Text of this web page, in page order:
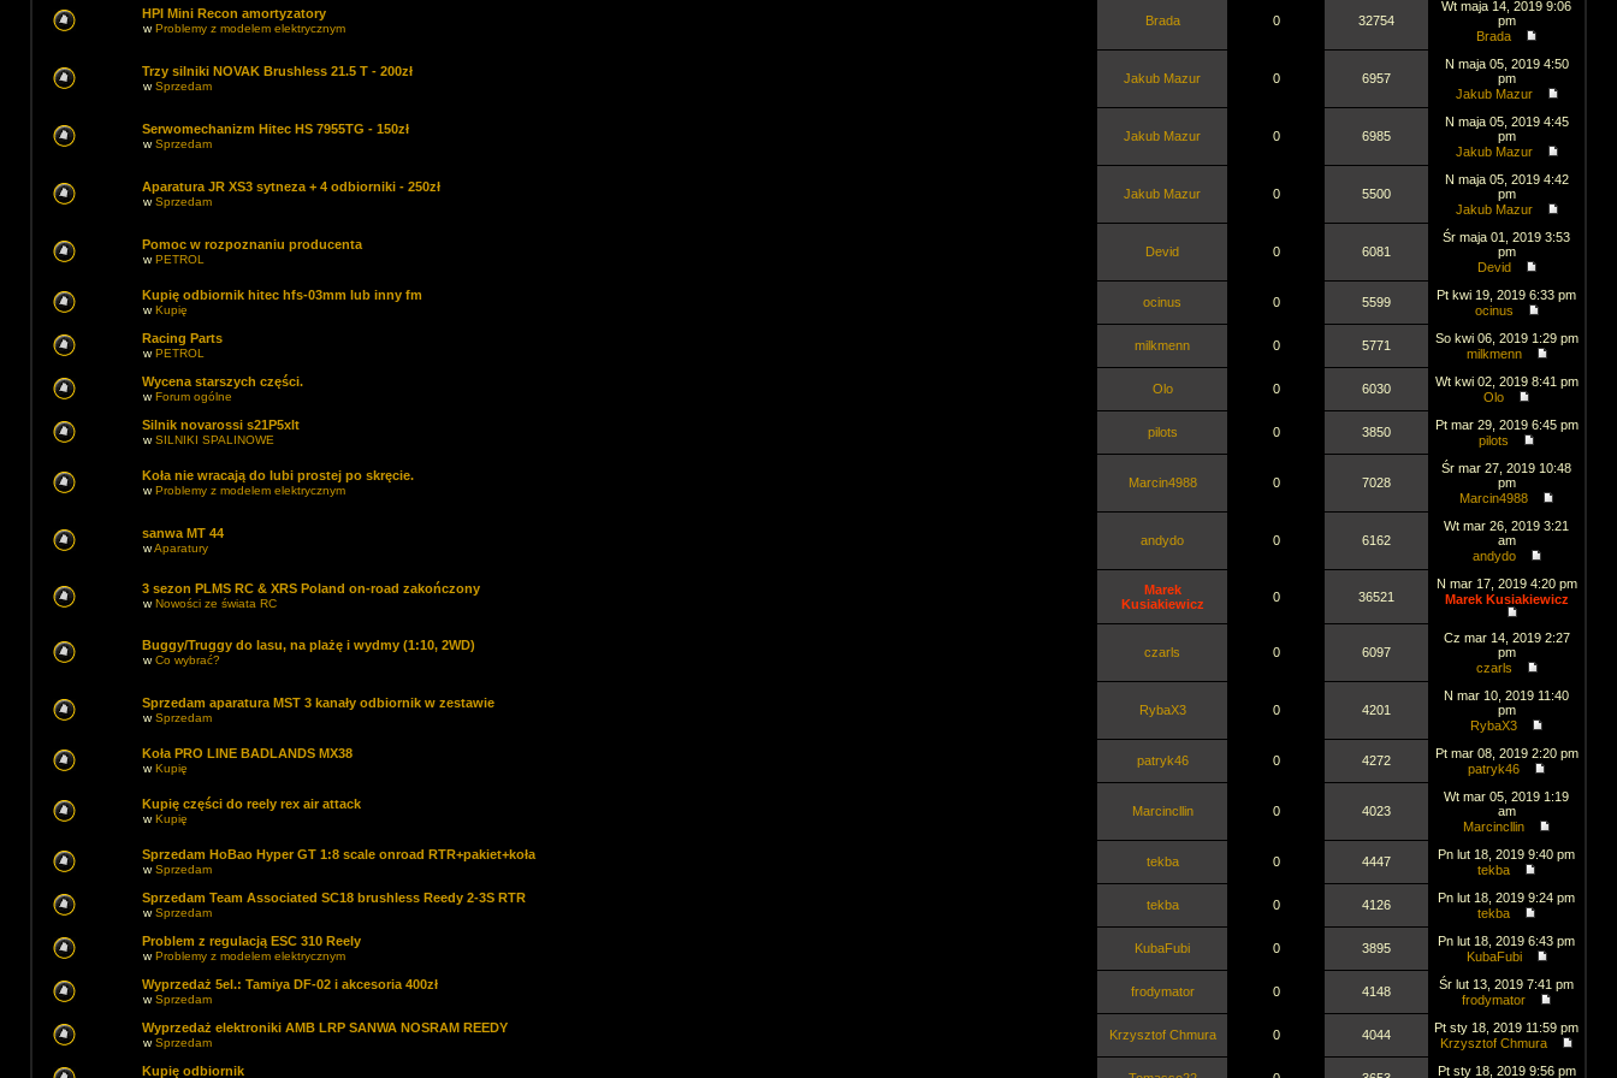
HPI Mini Recon amortyzatory
wProblemy z modelem elektrycznym
Brada 0 32754
Wt maja 14, 2019 9:06
pm
Brada
Trzy silniki NOVAK Brushless 21.5 T - 200zł
wSprzedam
Jakub Mazur 0 6957
N maja 05, 2019 4:50
pm
Jakub Mazur
Serwomechanizm Hitec HS 7955TG - 150zł
wSprzedam
Jakub Mazur 0 6985
N maja 05, 2019 4:45
pm
Jakub Mazur
Aparatura JR XS3 sytneza + 4 odbiorniki - 250zł
wSprzedam
Jakub Mazur 0 5500
N maja 05, 2019 4:42
pm
Jakub Mazur
Pomoc w rozpoznaniu producenta
wPETROL
Devid 0 6081
Śr maja 01, 2019 3:53
pm
Devid
Kupię odbiornik hitec hfs-03mm lub inny fm
wKupię
ocinus 0 5599
Pt kwi 19, 2019 6:33 pm
ocinus
Racing Parts
wPETROL
milkmenn 0 5771
So kwi 06, 2019 1:29 pm
milkmenn
Wycena starszych części.
wForum ogólne
Olo 0 6030
Wt kwi 02, 2019 8:41 pm
Olo
Silnik novarossi s21P5xlt
wSILNIKI SPALINOWE
pilots 0 3850
Pt mar 29, 2019 6:45 pm
pilots
Koła nie wracają do lubi prostej po skręcie.
wProblemy z modelem elektrycznym
Marcin4988 0 7028
Śr mar 27, 2019 10:48
pm
Marcin4988
sanwa MT 44
wAparatury
andydo 0 6162
Wt mar 26, 2019 3:21
am
andydo
3 sezon PLMS RC & XRS Poland on-road zakończony
wNowości ze świata RC
Marek
Kusiakiewicz
0 36521
N mar 17, 2019 4:20 pm
Marek Kusiakiewicz
Buggy/Truggy do lasu, na plażę i wydmy (1:10, 2WD)
wCo wybrać?
czarls 0 6097
Cz mar 14, 2019 2:27
pm
czarls
Sprzedam aparatura MST 3 kanały odbiornik w zestawie
wSprzedam
RybaX3 0 4201
N mar 10, 2019 11:40
pm
RybaX3
Koła PRO LINE BADLANDS MX38
wKupię
patryk46 0 4272
Pt mar 08, 2019 2:20 pm
patryk46
Kupię części do reely rex air attack
wKupię
Marcincllin 0 4023
Wt mar 05, 2019 1:19
am
Marcincllin
Sprzedam HoBao Hyper GT 1:8 scale onroad RTR+pakiet+koła
wSprzedam
tekba 0 4447
Pn lut 18, 2019 9:40 pm
tekba
Sprzedam Team Associated SC18 brushless Reedy 2-3S RTR
wSprzedam
tekba 0 4126
Pn lut 18, 2019 9:24 pm
tekba
Problem z regulacją ESC 310 Reely
wProblemy z modelem elektrycznym
KubaFubi 0 3895
Pn lut 18, 2019 6:43 pm
KubaFubi
Wyprzedaż 5el.: Tamiya DF-02 i akcesoria 400zł
wSprzedam
frodymator 0 4148
Śr lut 13, 2019 7:41 pm
frodymator
Wyprzedaż elektroniki AMB LRP SANWA NOSRAM REEDY
wSprzedam
Krzysztof Chmura 0 4044
Pt sty 18, 2019 11:59 pm
Krzysztof Chmura
Kupię odbiornik
Pt sty 18, 2019 9:56 pm